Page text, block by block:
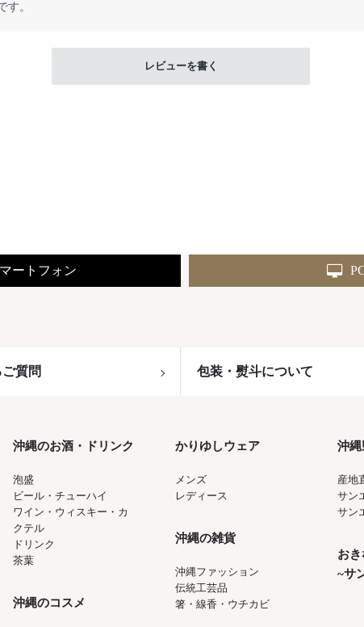
す。
レビューを書く
ートフォン
質問 包装・熨斗について
沖縄のお酒・ドリンク
泡盛
ビール・チューハイ
ワイン・ウィスキー・カ
クテル
ドリンク
茶葉
沖縄のコスメ
かりゆしウェア
メンズ
レディース
沖縄の雑貨
沖縄ファッション
伝統工芸品
箸・線香・ウチカビ
沖縄
産地
サン
サン
おき
~サ